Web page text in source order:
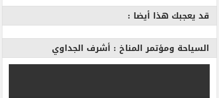
قد يعجبك هذا أيضا :
السياحة ومؤتمر المناخ : أشرف الجداوي